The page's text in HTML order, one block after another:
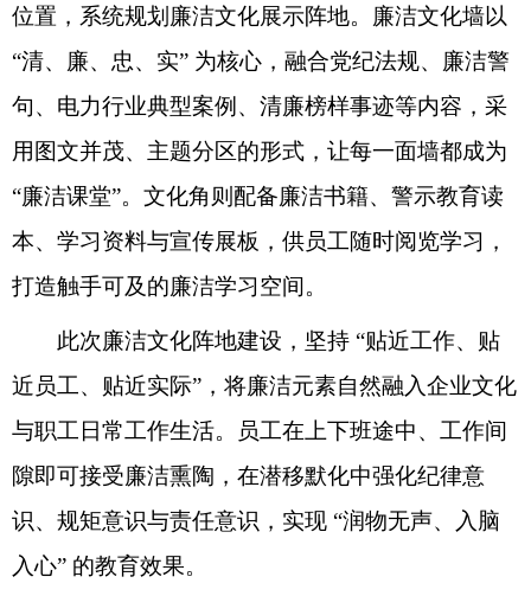
位置，系统规划廉洁文化展示阵地。廉洁文化墙以
“清、廉、忠、实” 为核心，融合党纪法规、廉洁警
句、电力行业典型案例、清廉榜样事迹等内容，采
用图文并茂、主题分区的形式，让每一面墙都成为
“廉洁课堂”。文化角则配备廉洁书籍、警示教育读
本、学习资料与宣传展板，供员工随时阅览学习，
打造触手可及的廉洁学习空间。​
此次廉洁文化阵地建设，坚持 “贴近工作、贴
近员工、贴近实际”，将廉洁元素自然融入企业文化
与职工日常工作生活。员工在上下班途中、工作间
隙即可接受廉洁熏陶，在潜移默化中强化纪律意
识、规矩意识与责任意识，实现 “润物无声、入脑
入心” 的教育效果。​